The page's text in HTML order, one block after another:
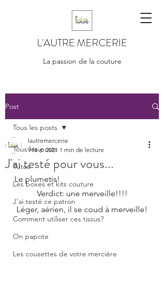
L'AUTRE MERCERIE
La passion de la couture
Post
Tous les posts
Tutos
Les boxes et kits couture
J'ai testé ce patron
Comment utiliser ces tissus?
On papote
Les cousettes de votre mercière
Tous les posts
J'ai testé pour vous...
lautremercerie
9 févr. 2021 1 min de lecture
Le plumetis!
Verdict: une merveille!!!!
Léger, aérien, il se coud à merveille!